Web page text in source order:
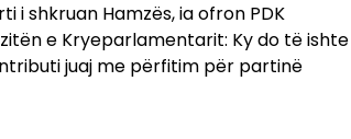
i shkruan Hamzës, ia ofron PDK
e Kryeparlamentarit: Ky do të ishte
juaj me përfitim për partinë